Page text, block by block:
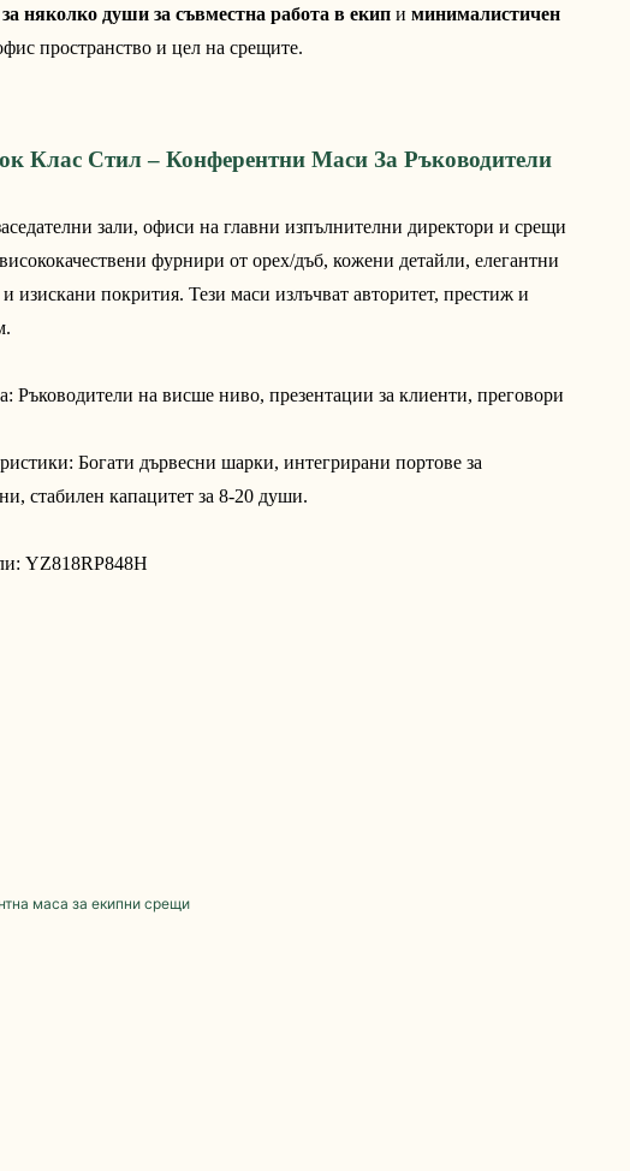
няколко души за съвместна работа в екип и минималистичен
пространство и цел на срещите.
Клас Стил – Конферентни Маси За Ръководители
зали, офиси на главни изпълнителни директори и срещи
фурнири от орех/дъб, кожени детайли, елегантни
изискани покрития. Тези маси излъчват авторитет, престиж и
Ръководители на висше ниво, презентации за клиенти, преговори
Богати дървесни шарки, интегрирани портове за
стабилен капацитет за 8-20 души.
YZ818RP848H